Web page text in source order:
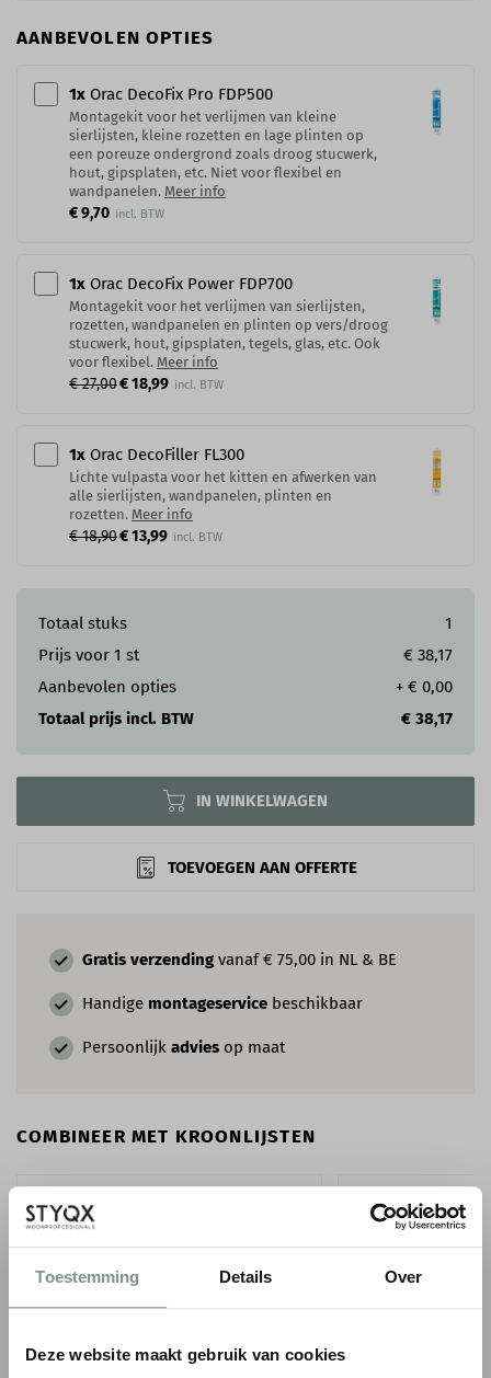
Toestemming Details Over
Deze website maakt gebruik van cookies
Gratis verzending vanaf € 75,00 in NL & BE
Handige montageservice beschikbaar
Persoonlijk advies op maat
COMBINEER MET KROONLIJSTEN
Totaal stuks
1
Prijs voor 1 st
€ 38,17
Aanbevolen opties
+ € 0,00
Totaal prijs incl. BTW
€ 38,17
AANBEVOLEN OPTIES
1x Orac DecoFix Pro​ FDP500
Montagekit voor het verlijmen van kleine
sierlijsten, kleine rozetten en lage plinten op
een poreuze ondergrond zoals droog stucwerk,
hout, gipsplaten, etc. Niet voor flexibel en
wandpanelen. Meer info
€ 9,70
1x Orac DecoFix Power​ FDP700
Montagekit voor het verlijmen van sierlijsten,
rozetten, wandpanelen en plinten op vers/droog
stucwerk, hout, gipsplaten, tegels, glas, etc. Ook
voor flexibel. Meer info
€ 27,00€ 18,99
1x Orac DecoFiller FL300
Lichte vulpasta voor het kitten en afwerken van
alle sierlijsten, wandpanelen, plinten en
rozetten. Meer info
€ 18,90€ 13,99
IN WINKELWAGEN
TOEVOEGEN AAN OFFERTE